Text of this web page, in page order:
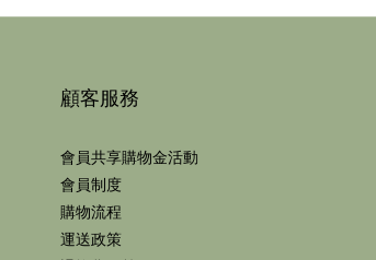
顧客服務
會員共享購物金活動
會員制度
購物流程
運送政策